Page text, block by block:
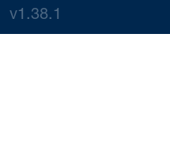
v1.38.1